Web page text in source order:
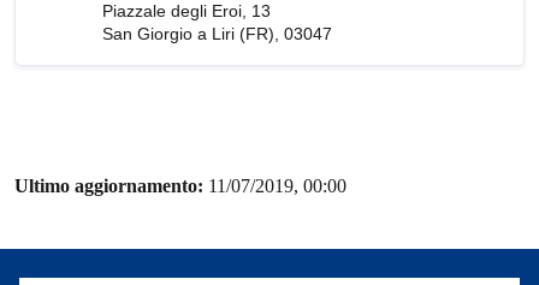
Piazzale degli Eroi, 13
San Giorgio a Liri (FR), 03047
Ultimo aggiornamento: 11/07/2019, 00:00